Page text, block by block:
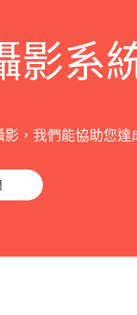
影系
，我們能協助您達